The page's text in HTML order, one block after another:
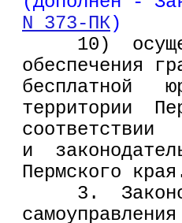
N 373-ПК)
10)
обеспечения
бесплатной
территории
соответствии
и
Пермского
3.  Законом